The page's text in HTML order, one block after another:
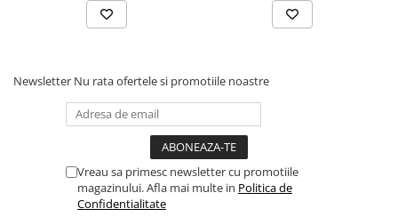
Newsletter Nu rata ofertele si promotiile noastre
Vreau sa primesc newsletter cu promotiile
magazinului. Afla mai multe in Politica de
Confidentialitate